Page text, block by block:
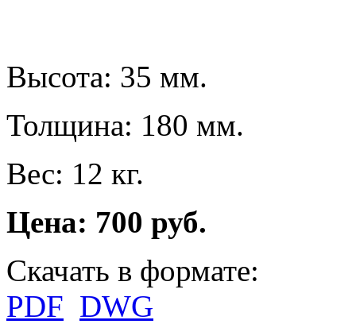
Высота: 35 мм.
Толщина: 180 мм.
Вес: 12 кг.
Цена: 700 руб.
Скачать в формате:
PDF DWG